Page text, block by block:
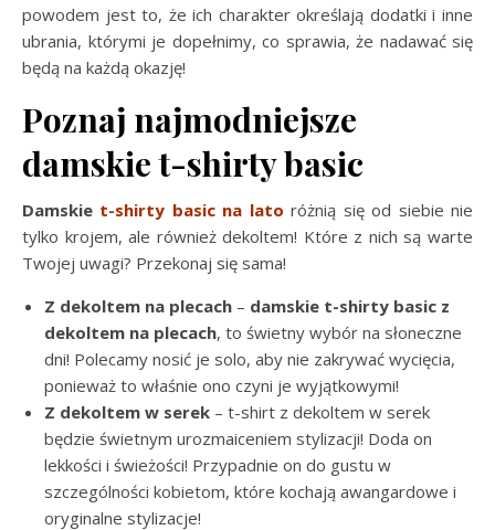
powodem jest to, że ich charakter określają dodatki i inne
ubrania, którymi je dopełnimy, co sprawia, że nadawać się
będą na każdą okazję!
Poznaj najmodniejsze
damskie t-shirty basic
Damskie t-shirty basic na lato różnią się od siebie nie
tylko krojem, ale również dekoltem! Które z nich są warte
Twojej uwagi? Przekonaj się sama!
Z dekoltem na plecach – damskie t-shirty basic z
dekoltem na plecach, to świetny wybór na słoneczne
dni! Polecamy nosić je solo, aby nie zakrywać wycięcia,
ponieważ to właśnie ono czyni je wyjątkowymi!
Z dekoltem w serek – t-shirt z dekoltem w serek
będzie świetnym urozmaiceniem stylizacji! Doda on
lekkości i świeżości! Przypadnie on do gustu w
szczególności kobietom, które kochają awangardowe i
oryginalne stylizacje!